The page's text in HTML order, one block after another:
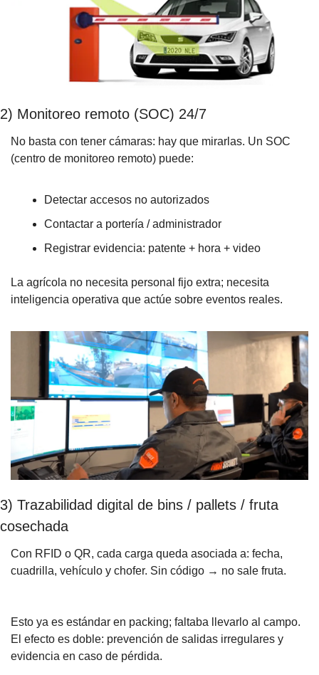
2) Monitoreo remoto (SOC) 24/7
No basta con tener cámaras: hay que mirarlas. Un SOC
(centro de monitoreo remoto) puede:
Detectar accesos no autorizados
Contactar a portería / administrador
Registrar evidencia: patente + hora + video
La agrícola no necesita personal fijo extra; necesita
inteligencia operativa que actúe sobre eventos reales.
3) Trazabilidad digital de bins / pallets / fruta
cosechada
Con RFID o QR, cada carga queda asociada a: fecha,
cuadrilla, vehículo y chofer. Sin código → no sale fruta.
Esto ya es estándar en packing; faltaba llevarlo al campo.
El efecto es doble: prevención de salidas irregulares y
evidencia en caso de pérdida.